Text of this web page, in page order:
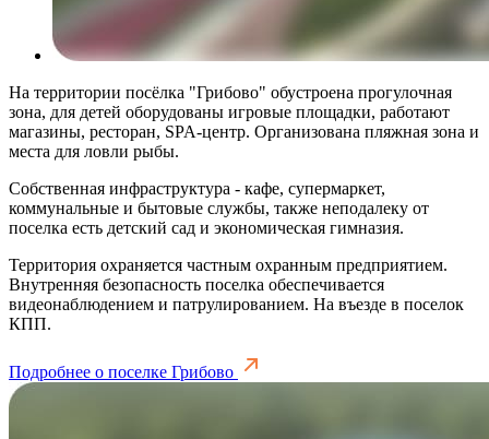
На территории посёлка "Грибово" обустроена прогулочная
зона, для детей оборудованы игровые площадки, работают
магазины, ресторан, SPA-центр. Организована пляжная зона и
места для ловли рыбы.
Собственная инфраструктура - кафе, супермаркет,
коммунальные и бытовые службы, также неподалеку от
поселка есть детский сад и экономическая гимназия.
Территория охраняется частным охранным предприятием.
Внутренняя безопасность поселка обеспечивается
видеонаблюдением и патрулированием. На въезде в поселок
КПП.
Подробнее о поселке Грибово